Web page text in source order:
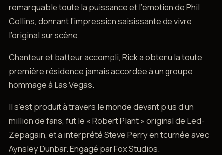
remarquable toute la puissance et l’émotion de Phil
Collins, donnant l’impression saisissante de vivre
l’original sur scène.
Chanteur et batteur accompli, Rick a obtenu la toute
première résidence jamais accordée à un groupe
hommage à Las Vegas.
Il s’est produit à travers le monde devant plus d’un
million de fans, fut le « Robert Plant » original de Led-
Zepagain, et a interprété Steve Perry en tournée avec
Aynsley Dunbar. Engagé par Fox Studios.